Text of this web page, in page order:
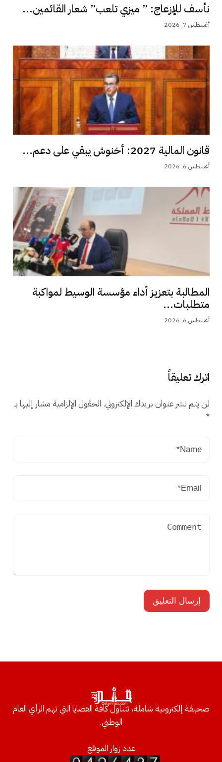
نأسف للإزعاج: ” ميزي تلعب” شعار القائمين...
أغسطس 7, 2026
قانون المالية 2027: أخنوش يبقي على دعم...
أغسطس 6, 2026
المطالبة بتعزيز أداء مؤسسة الوسيط لمواكبة
متطلبات...
أغسطس 6, 2026
اترك تعليقاً
لن يتم نشر عنوان بريدك الإلكتروني. الحقول الإلزامية مشار إليها بـ
*
صحيفة إلكترونية شاملة، تتناول كافة القضايا التي تهم الرأي العام
الوطني.
عدد زوار الموقع